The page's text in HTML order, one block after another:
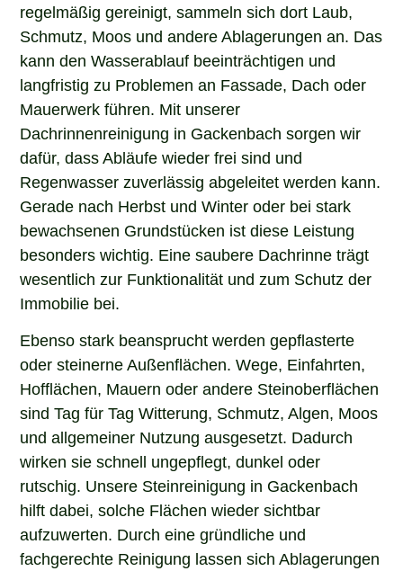
regelmäßig gereinigt, sammeln sich dort Laub,
Schmutz, Moos und andere Ablagerungen an. Das
kann den Wasserablauf beeinträchtigen und
langfristig zu Problemen an Fassade, Dach oder
Mauerwerk führen. Mit unserer
Dachrinnenreinigung in Gackenbach sorgen wir
dafür, dass Abläufe wieder frei sind und
Regenwasser zuverlässig abgeleitet werden kann.
Gerade nach Herbst und Winter oder bei stark
bewachsenen Grundstücken ist diese Leistung
besonders wichtig. Eine saubere Dachrinne trägt
wesentlich zur Funktionalität und zum Schutz der
Immobilie bei.
Ebenso stark beansprucht werden gepflasterte
oder steinerne Außenflächen. Wege, Einfahrten,
Hofflächen, Mauern oder andere Steinoberflächen
sind Tag für Tag Witterung, Schmutz, Algen, Moos
und allgemeiner Nutzung ausgesetzt. Dadurch
wirken sie schnell ungepflegt, dunkel oder
rutschig. Unsere Steinreinigung in Gackenbach
hilft dabei, solche Flächen wieder sichtbar
aufzuwerten. Durch eine gründliche und
fachgerechte Reinigung lassen sich Ablagerungen